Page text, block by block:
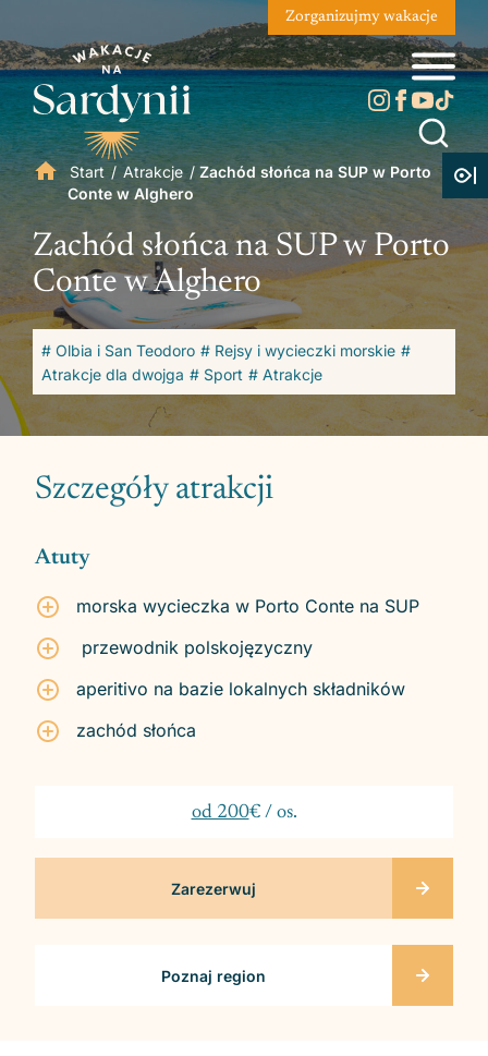
Zorganizujmy wakacje
Start / Atrakcje / Zachód słońca na SUP w Porto
Conte w Alghero
Zachód słońca na SUP w Porto
Conte w Alghero
# Olbia i San Teodoro # Rejsy i wycieczki morskie #
Atrakcje dla dwojga # Sport # Atrakcje
Szczegóły atrakcji
Atuty
morska wycieczka w Porto Conte na SUP
przewodnik polskojęzyczny
aperitivo na bazie lokalnych składników
zachód słońca
od 200€ / os.
Zarezerwuj
Poznaj region